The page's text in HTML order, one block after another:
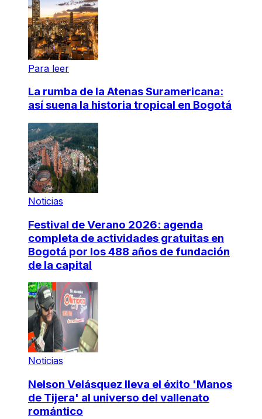
Para leer
La rumba de la Atenas Suramericana:
así suena la historia tropical en Bogotá
Noticias
Festival de Verano 2026: agenda
completa de actividades gratuitas en
Bogotá por los 488 años de fundación
de la capital
Noticias
Nelson Velásquez lleva el éxito 'Manos
de Tijera' al universo del vallenato
romántico